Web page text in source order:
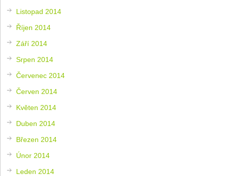
Listopad 2014
Říjen 2014
Září 2014
Srpen 2014
Červenec 2014
Červen 2014
Květen 2014
Duben 2014
Březen 2014
Únor 2014
Leden 2014